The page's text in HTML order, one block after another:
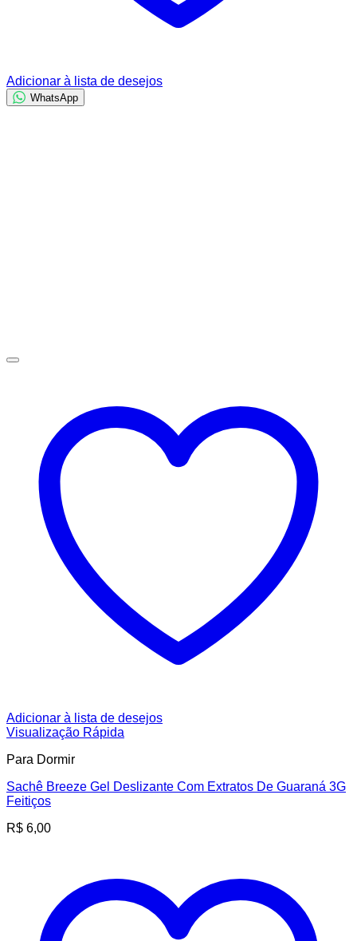
Adicionar à lista de desejos
WhatsApp
Adicionar à lista de desejos
Visualização Rápida
Para Dormir
Sachê Breeze Gel Deslizante Com Extratos De Guaraná 3G
Feitiços
R$ 6,00